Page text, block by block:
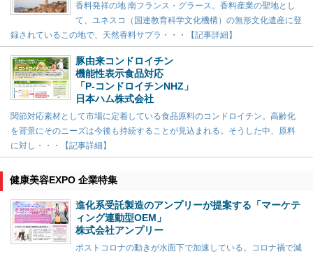
香料発祥の地 南フランス・グラース。香料産業の聖地とし
て、ユネスコ（国連教育科学文化機構）の無形文化遺産に登
録されているこの地で、天然香料サプラ・・・【記事詳細】
豚由来コンドロイチン
機能性表示食品対応
「P-コンドロイチンNHZ」
日本ハム株式会社
関節対応素材として市場に定着している食品原料のコンドロイチン。高齢化
を背景にそのニーズは今後も持続することが見込まれる。そうした中、原料
に対し・・・【記事詳細】
健康美容EXPO 企業特集
進化系受託製造のアンプリーが提案する「マーケテ
ィング連動型OEM」
株式会社アンプリー
ポストコロナの動きが水面下で加速している。コロナ禍で減